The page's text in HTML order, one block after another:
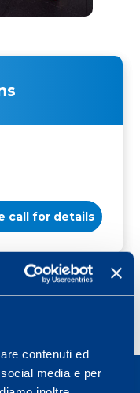
contenuti ed
media e per
call for details